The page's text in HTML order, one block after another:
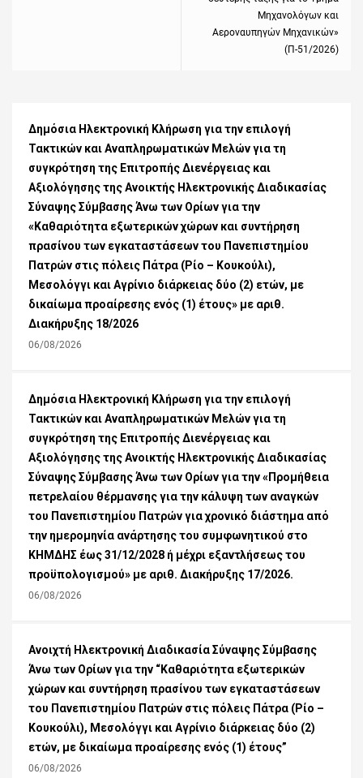
Μηχανολόγων και
Αεροναυπηγών Μηχανικών»
(Π-51/2026)
Δημόσια Ηλεκτρονική Κλήρωση για την επιλογή
Τακτικών και Αναπληρωματικών Μελών για τη
συγκρότηση της Επιτροπής Διενέργειας και
Αξιολόγησης της Ανοικτής Ηλεκτρονικής Διαδικασίας
Σύναψης Σύμβασης Άνω των Ορίων για την
«Καθαριότητα εξωτερικών χώρων και συντήρηση
πρασίνου των εγκαταστάσεων του Πανεπιστημίου
Πατρών στις πόλεις Πάτρα (Ρίο – Κουκούλι),
Μεσολόγγι και Αγρίνιο διάρκειας δύο (2) ετών, με
δικαίωμα προαίρεσης ενός (1) έτους» με αριθ.
Διακήρυξης 18/2026
06/08/2026
Δημόσια Ηλεκτρονική Κλήρωση για την επιλογή
Τακτικών και Αναπληρωματικών Μελών για τη
συγκρότηση της Επιτροπής Διενέργειας και
Αξιολόγησης της Ανοικτής Ηλεκτρονικής Διαδικασίας
Σύναψης Σύμβασης Άνω των Ορίων για την «Προμήθεια
πετρελαίου θέρμανσης για την κάλυψη των αναγκών
του Πανεπιστημίου Πατρών για χρονικό διάστημα από
την ημερομηνία ανάρτησης του συμφωνητικού στο
ΚΗΜΔΗΣ έως 31/12/2028 ή μέχρι εξαντλήσεως του
προϋπολογισμού» με αριθ. Διακήρυξης 17/2026.
06/08/2026
Ανοιχτή Ηλεκτρονική Διαδικασία Σύναψης Σύμβασης
Άνω των Ορίων για την “Καθαριότητα εξωτερικών
χώρων και συντήρηση πρασίνου των εγκαταστάσεων
του Πανεπιστημίου Πατρών στις πόλεις Πάτρα (Ρίο –
Κουκούλι), Μεσολόγγι και Αγρίνιο διάρκειας δύο (2)
ετών, με δικαίωμα προαίρεσης ενός (1) έτους”
06/08/2026